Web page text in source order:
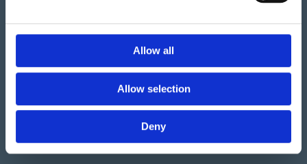
Allow all
Allow selection
Deny
Vi har så mycket vi skulle vilja berätta om detta både
stora och lilla företag i Ulefoss, Norge. Ett familjeföretag
som i snart 50 år tillverkat och sålt lekplatsutrustning,
på produkterna i sig; underhållsfritt, lång garanti,
inspirerande utmaningar för barnen, hög säkerhet och
numera även design i toppklass.